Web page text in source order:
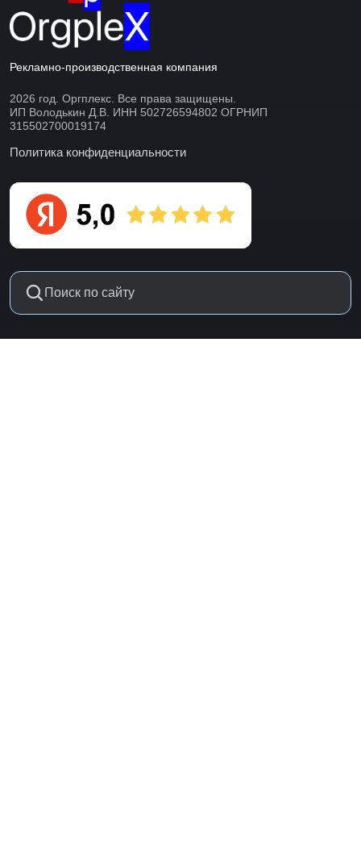
Рекламно-производственная компания
2026 год. Оргплекс. Все права защищены.
ИП Володькин Д.В. ИНН 502726594802 ОГРНИП
315502700019174
Политика конфиденциальности